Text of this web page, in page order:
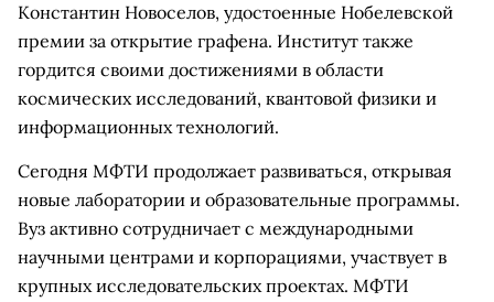
Константин Новоселов, удостоенные Нобелевской
премии за открытие графена. Институт также
гордится своими достижениями в области
космических исследований, квантовой физики и
информационных технологий.
Сегодня МФТИ продолжает развиваться, открывая
новые лаборатории и образовательные программы.
Вуз активно сотрудничает с международными
научными центрами и корпорациями, участвует в
крупных исследовательских проектах. МФТИ